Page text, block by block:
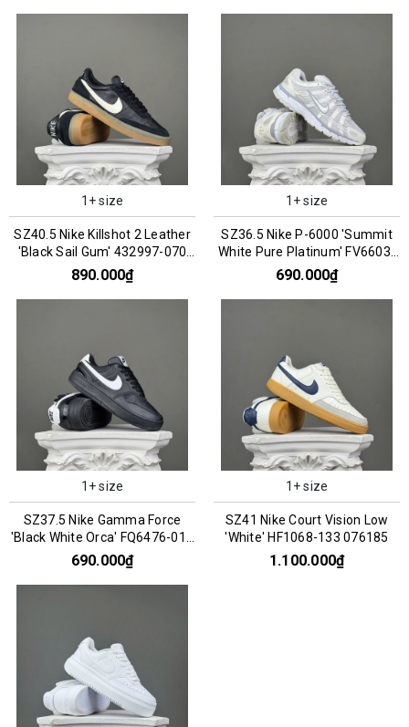
1+ size
SZ40.5 Nike Killshot 2 Leather
'Black Sail Gum' 432997-070
066717
890.000₫
1+ size
SZ36.5 Nike P-6000 'Summit
White Pure Platinum' FV6603-
101 066853
690.000₫
1+ size
SZ37.5 Nike Gamma Force
'Black White Orca' FQ6476-010
066813
690.000₫
1+ size
SZ41 Nike Court Vision Low
'White' HF1068-133 076185
1.100.000₫